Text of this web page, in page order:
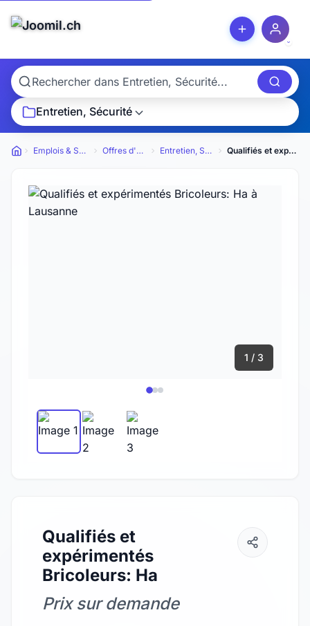
Entretien, Sécurité
Petites annonces
Emplois & Services Offres d'emploi Entretien, Sécurité Qualifiés et expérimentés Bricoleurs: Ha
1 / 3
Qualifiés et
expérimentés
Bricoleurs: Ha
Prix sur demande